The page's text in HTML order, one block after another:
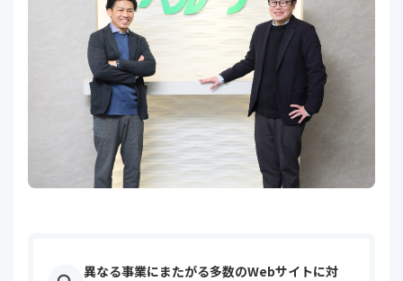
異なる事業にまたがる多数のWebサイトに対